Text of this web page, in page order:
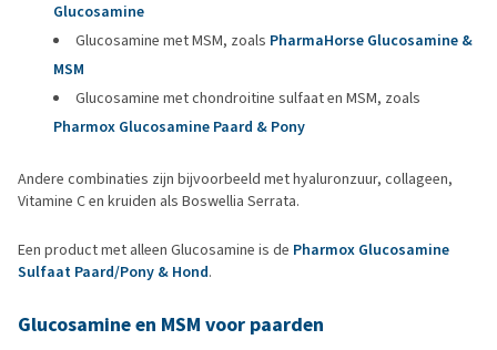
Glucosamine
Glucosamine met MSM, zoals PharmaHorse Glucosamine &
MSM
Glucosamine met chondroitine sulfaat en MSM, zoals
Pharmox Glucosamine Paard & Pony
Andere combinaties zijn bijvoorbeeld met hyaluronzuur, collageen,
Vitamine C en kruiden als Boswellia Serrata.
Een product met alleen Glucosamine is de Pharmox Glucosamine
Sulfaat Paard/Pony & Hond.
Glucosamine en MSM voor paarden